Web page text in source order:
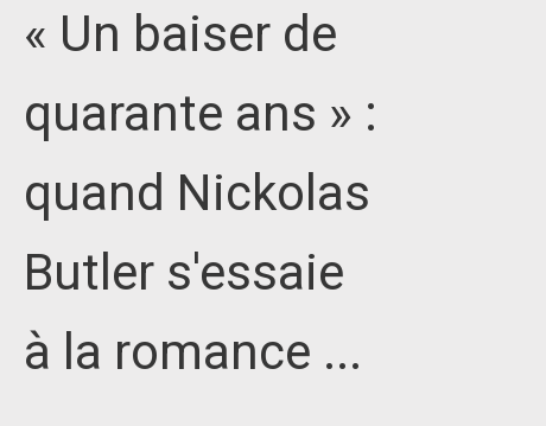
« Un baiser de
quarante ans » :
quand Nickolas
Butler s'essaie
à la romance ...